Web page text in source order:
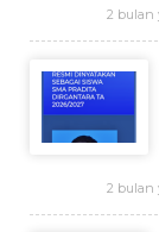
2 bulan
2 bulan